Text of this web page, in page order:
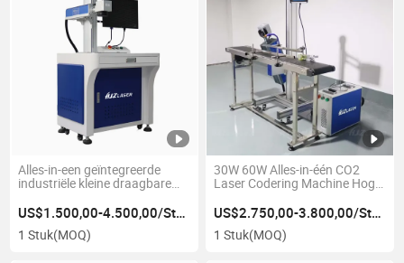
Alles-in-een geïntegreerde
industriële kleine draagbare
CO2 Mopa laser markeer druk
graveermachine
US$1.500,00-4.500,00/Stuk
1 Stuk(MOQ)
30W 60W Alles-in-één CO2
Laser Codering Machine Hoge
Machine
US$2.750,00-3.800,00/Stuk
1 Stuk(MOQ)